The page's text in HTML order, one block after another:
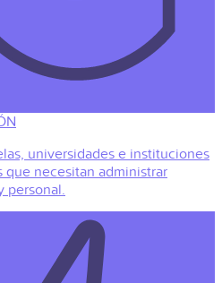
universidades e instituciones
que necesitan administrar
personal.